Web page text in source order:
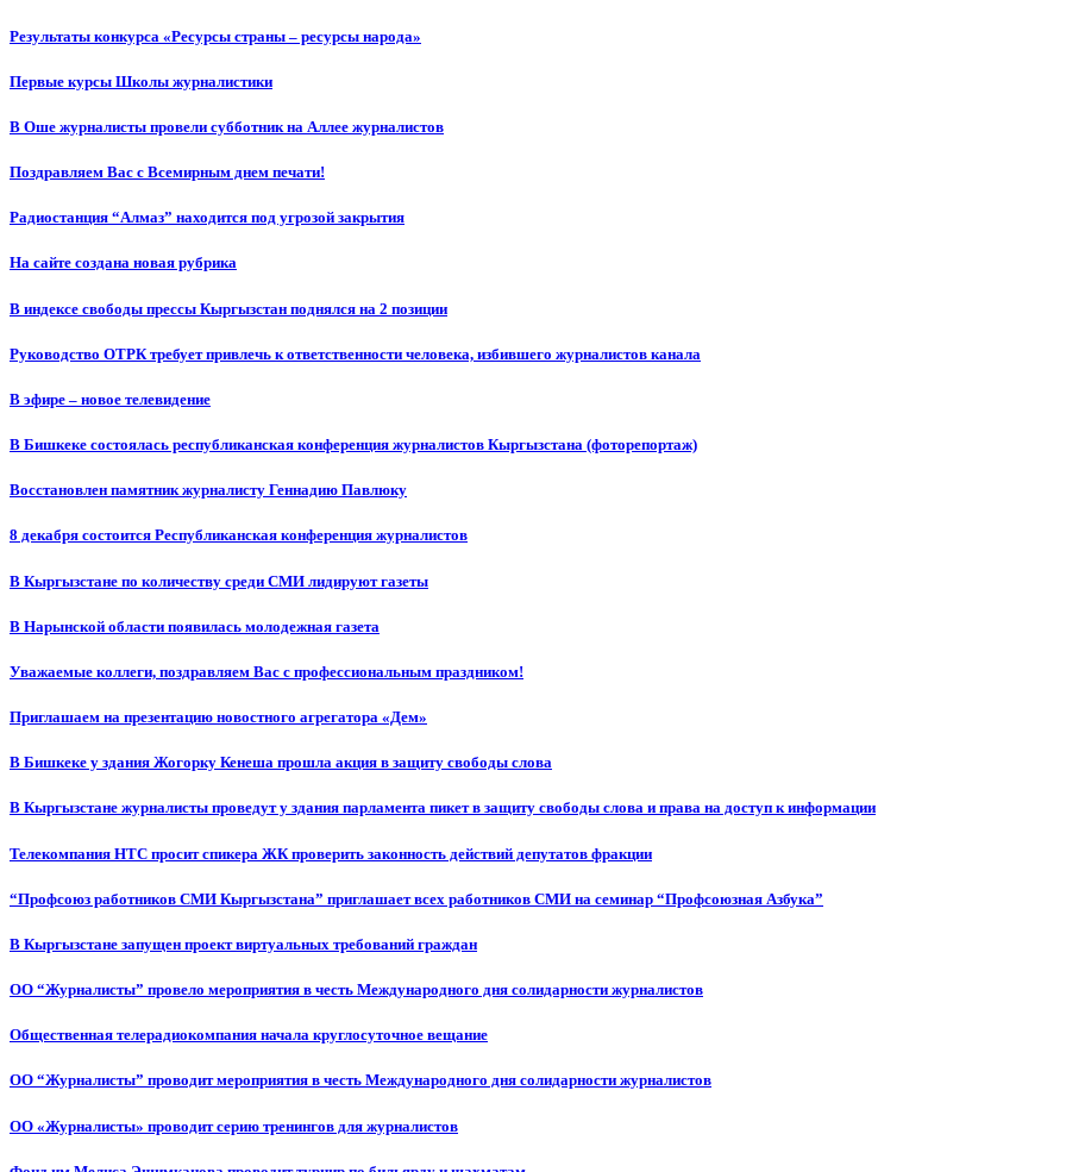
Результаты конкурса «Ресурсы страны – ресурсы народа»
Первые курсы Школы журналистики
В Оше журналисты провели субботник на Аллее журналистов
Поздравляем Вас с Всемирным днем печати!
Радиостанция “Алмаз” находится под угрозой закрытия
На сайте создана новая рубрика
В индексе свободы прессы Кыргызстан поднялся на 2 позиции
Руководство ОТРК требует привлечь к ответственности человека, избившего журналистов канала
В эфире – новое телевидение
В Бишкеке состоялась республиканская конференция журналистов Кыргызстана (фоторепортаж)
Восстановлен памятник журналисту Геннадию Павлюку
8 декабря состоится Республиканская конференция журналистов
В Кыргызстане по количеству среди СМИ лидируют газеты
В Нарынской области появилась молодежная газета
Уважаемые коллеги, поздравляем Вас с профессиональным праздником!
Приглашаем на презентацию новостного агрегатора «Дем»
В Бишкеке у здания Жогорку Кенеша прошла акция в защиту свободы слова
В Кыргызстане журналисты проведут у здания парламента пикет в защиту свободы слова и права на доступ к информации
Телекомпания НТС просит спикера ЖК проверить законность действий депутатов фракции
“Профсоюз работников СМИ Кыргызстана” приглашает всех работников СМИ на семинар “Профсоюзная Азбука”
В Кыргызстане запущен проект виртуальных требований граждан
ОО “Журналисты” провело мероприятия в честь Международного дня солидарности журналистов
Общественная телерадиокомпания начала круглосуточное вещание
ОО “Журналисты” проводит мероприятия в честь Международного дня солидарности журналистов
ОО «Журналисты» проводит серию тренингов для журналистов